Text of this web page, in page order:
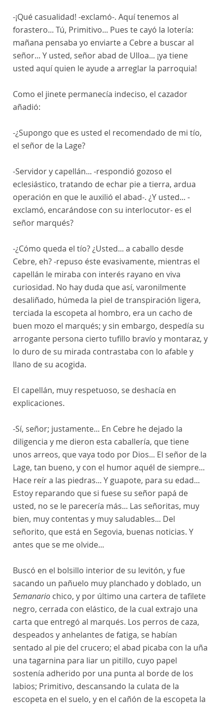
-¡Qué casualidad! -exclamó-. Aquí tenemos al
forastero... Tú, Primitivo... Pues te cayó la lotería:
mañana pensaba yo enviarte a Cebre a buscar al
señor... Y usted, señor abad de Ulloa... ¡ya tiene
usted aquí quien le ayude a arreglar la parroquia!
Como el jinete permanecía indeciso, el cazador
añadió:
-¿Supongo que es usted el recomendado de mi tío,
el señor de la Lage?
-Servidor y capellán... -respondió gozoso el
eclesiástico, tratando de echar pie a tierra, ardua
operación en que le auxilió el abad-. ¿Y usted... -
exclamó, encarándose con su interlocutor- es el
señor marqués?
-¿Cómo queda el tío? ¿Usted... a caballo desde
Cebre, eh? -repuso éste evasivamente, mientras el
capellán le miraba con interés rayano en viva
curiosidad. No hay duda que así, varonilmente
desaliñado, húmeda la piel de transpiración ligera,
terciada la escopeta al hombro, era un cacho de
buen mozo el marqués; y sin embargo, despedía su
arrogante persona cierto tufillo bravío y montaraz, y
lo duro de su mirada contrastaba con lo afable y
llano de su acogida.
El capellán, muy respetuoso, se deshacía en
explicaciones.
-Sí, señor; justamente... En Cebre he dejado la
diligencia y me dieron esta caballería, que tiene
unos arreos, que vaya todo por Dios... El señor de la
Lage, tan bueno, y con el humor aquél de siempre...
Hace reír a las piedras... Y guapote, para su edad...
Estoy reparando que si fuese su señor papá de
usted, no se le parecería más... Las señoritas, muy
bien, muy contentas y muy saludables... Del
señorito, que está en Segovia, buenas noticias. Y
antes que se me olvide...
Buscó en el bolsillo interior de su levitón, y fue
sacando un pañuelo muy planchado y doblado, un
Semanario chico, y por último una cartera de tafilete
negro, cerrada con elástico, de la cual extrajo una
carta que entregó al marqués. Los perros de caza,
despeados y anhelantes de fatiga, se habían
sentado al pie del crucero; el abad picaba con la uña
una tagarnina para liar un pitillo, cuyo papel
sostenía adherido por una punta al borde de los
labios; Primitivo, descansando la culata de la
escopeta en el suelo, y en el cañón de la escopeta la